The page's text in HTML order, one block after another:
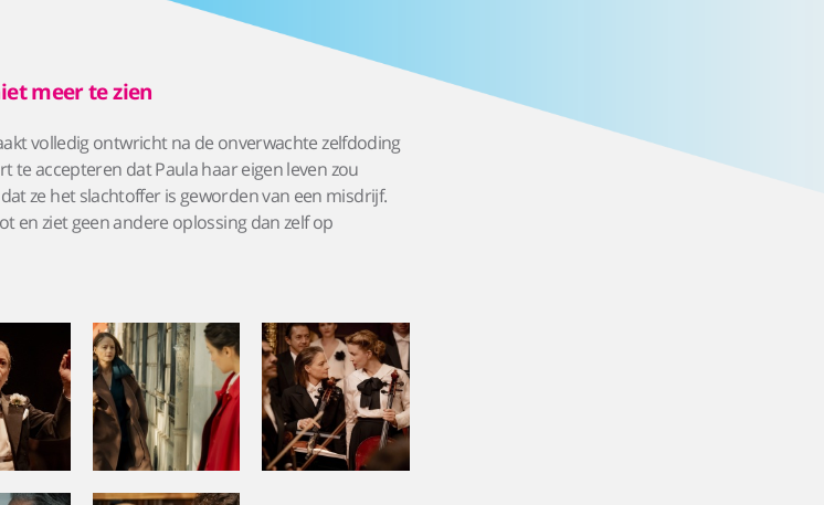
meer te zien
volledig ontwricht na de onverwachte zelfdoding
te accepteren dat Paula haar eigen leven zou
ze het slachtoffer is geworden van een misdrijf.
en ziet geen andere oplossing dan zelf op